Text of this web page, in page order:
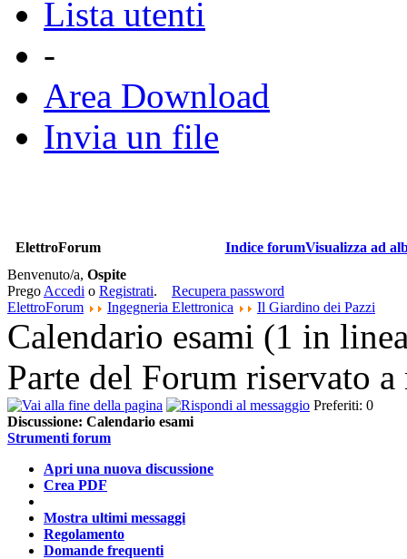
Lista utenti
-
Area Download
Invia un file
ElettroForum Indice forumVisualizza ad
Benvenuto/a, Ospite
Prego Accedi o Registrati. Recupera password
ElettroForum
Ingegneria Elettronica Il Giardino dei Pazzi
Calendario esami (1 in
Parte del Forum riservato a
Preferiti: 0
Discussione: Calendario esami
Strumenti forum
Apri una nuova discussione
Crea PDF
Mostra ultimi messaggi
Regolamento
Domande frequenti